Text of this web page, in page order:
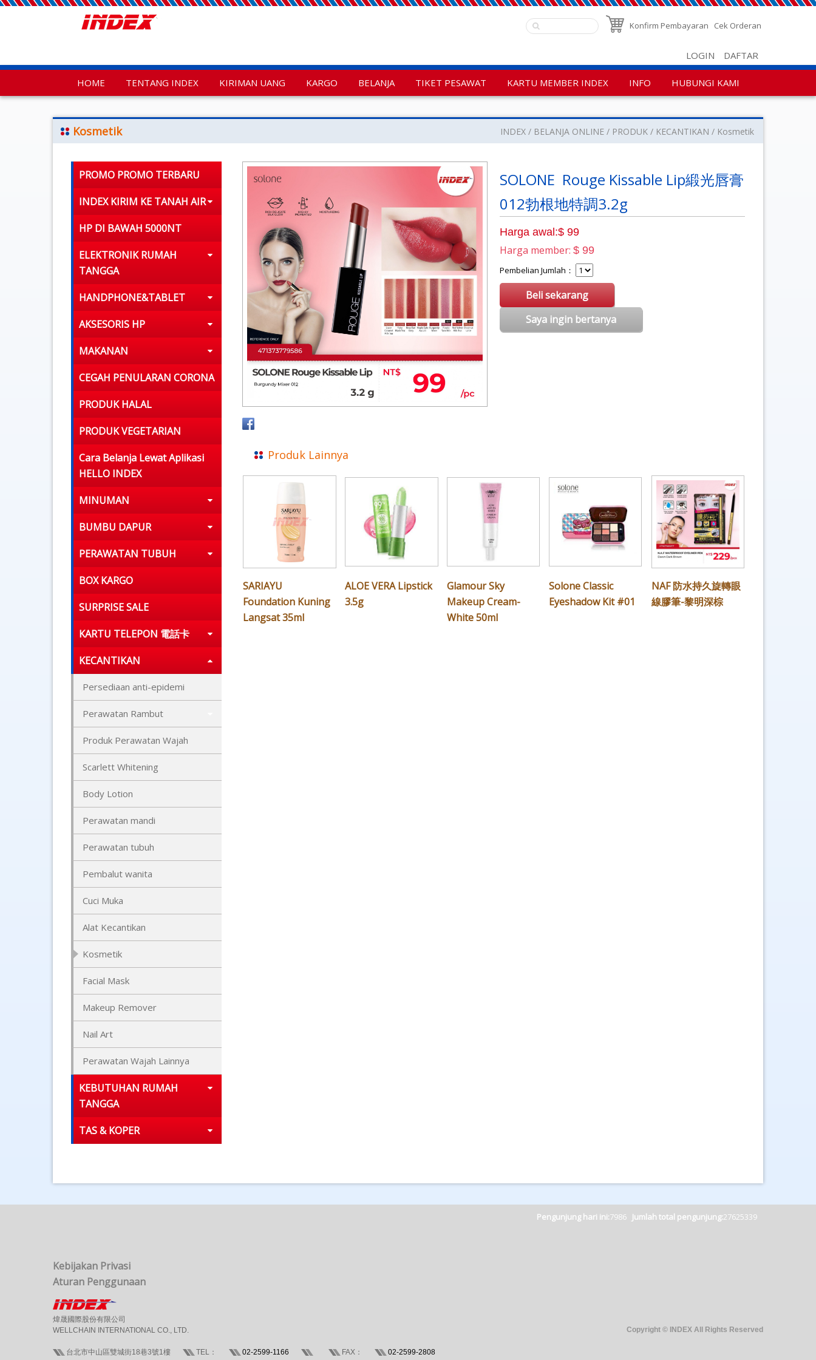
Konfirm Pembayaran Cek Orderan
LOGIN DAFTAR
HOME TENTANG INDEX KIRIMAN UANG KARGO BELANJA TIKET PESAWAT KARTU MEMBER INDEX INFO HUBUNGI KAMI
Kosmetik INDEX BELANJA ONLINE PRODUK KECANTIKAN Kosmetik
PROMO PROMO TERBARU
INDEX KIRIM KE TANAH AIR
HP DI BAWAH 5000NT
ELEKTRONIK RUMAH
TANGGA
HANDPHONE&TABLET
AKSESORIS HP
MAKANAN
CEGAH PENULARAN CORONA
PRODUK HALAL
PRODUK VEGETARIAN
Cara Belanja Lewat Aplikasi
HELLO INDEX
MINUMAN
BUMBU DAPUR
PERAWATAN TUBUH
BOX KARGO
SURPRISE SALE
KARTU TELEPON 電話卡
KECANTIKAN
Persediaan anti-epidemi
Perawatan Rambut
Produk Perawatan Wajah
Scarlett Whitening
Body Lotion
Perawatan mandi
Perawatan tubuh
Pembalut wanita
Cuci Muka
Alat Kecantikan
Kosmetik
Facial Mask
Makeup Remover
Nail Art
Perawatan Wajah Lainnya
KEBUTUHAN RUMAH
TANGGA
TAS & KOPER
SOLONE Rouge Kissable Lip緞光唇膏
012勃根地特調3.2g
Harga awal:$ 99
Harga member:$ 99
Pembelian Jumlah：
Beli sekarang
Saya ingin bertanya
Produk Lainnya
SARIAYU
Foundation Kuning
Langsat 35ml
ALOE VERA Lipstick
3.5g
Glamour Sky
Makeup Cream-
White 50ml
Solone Classic
Eyeshadow Kit #01
NAF 防水持久旋轉眼
線膠筆-黎明深棕
Pengunjung hari ini:7986 Jumlah total pengunjung:27625339
Kebijakan Privasi
Aturan Penggunaan
煒晟國際股份有限公司
WELLCHAIN INTERNATIONAL CO., LTD.
台北市中山區雙城街18巷3號1樓 TEL： 02-2599-1166 FAX： 02-2599-2808
Copyright © INDEX All Rights Reserved